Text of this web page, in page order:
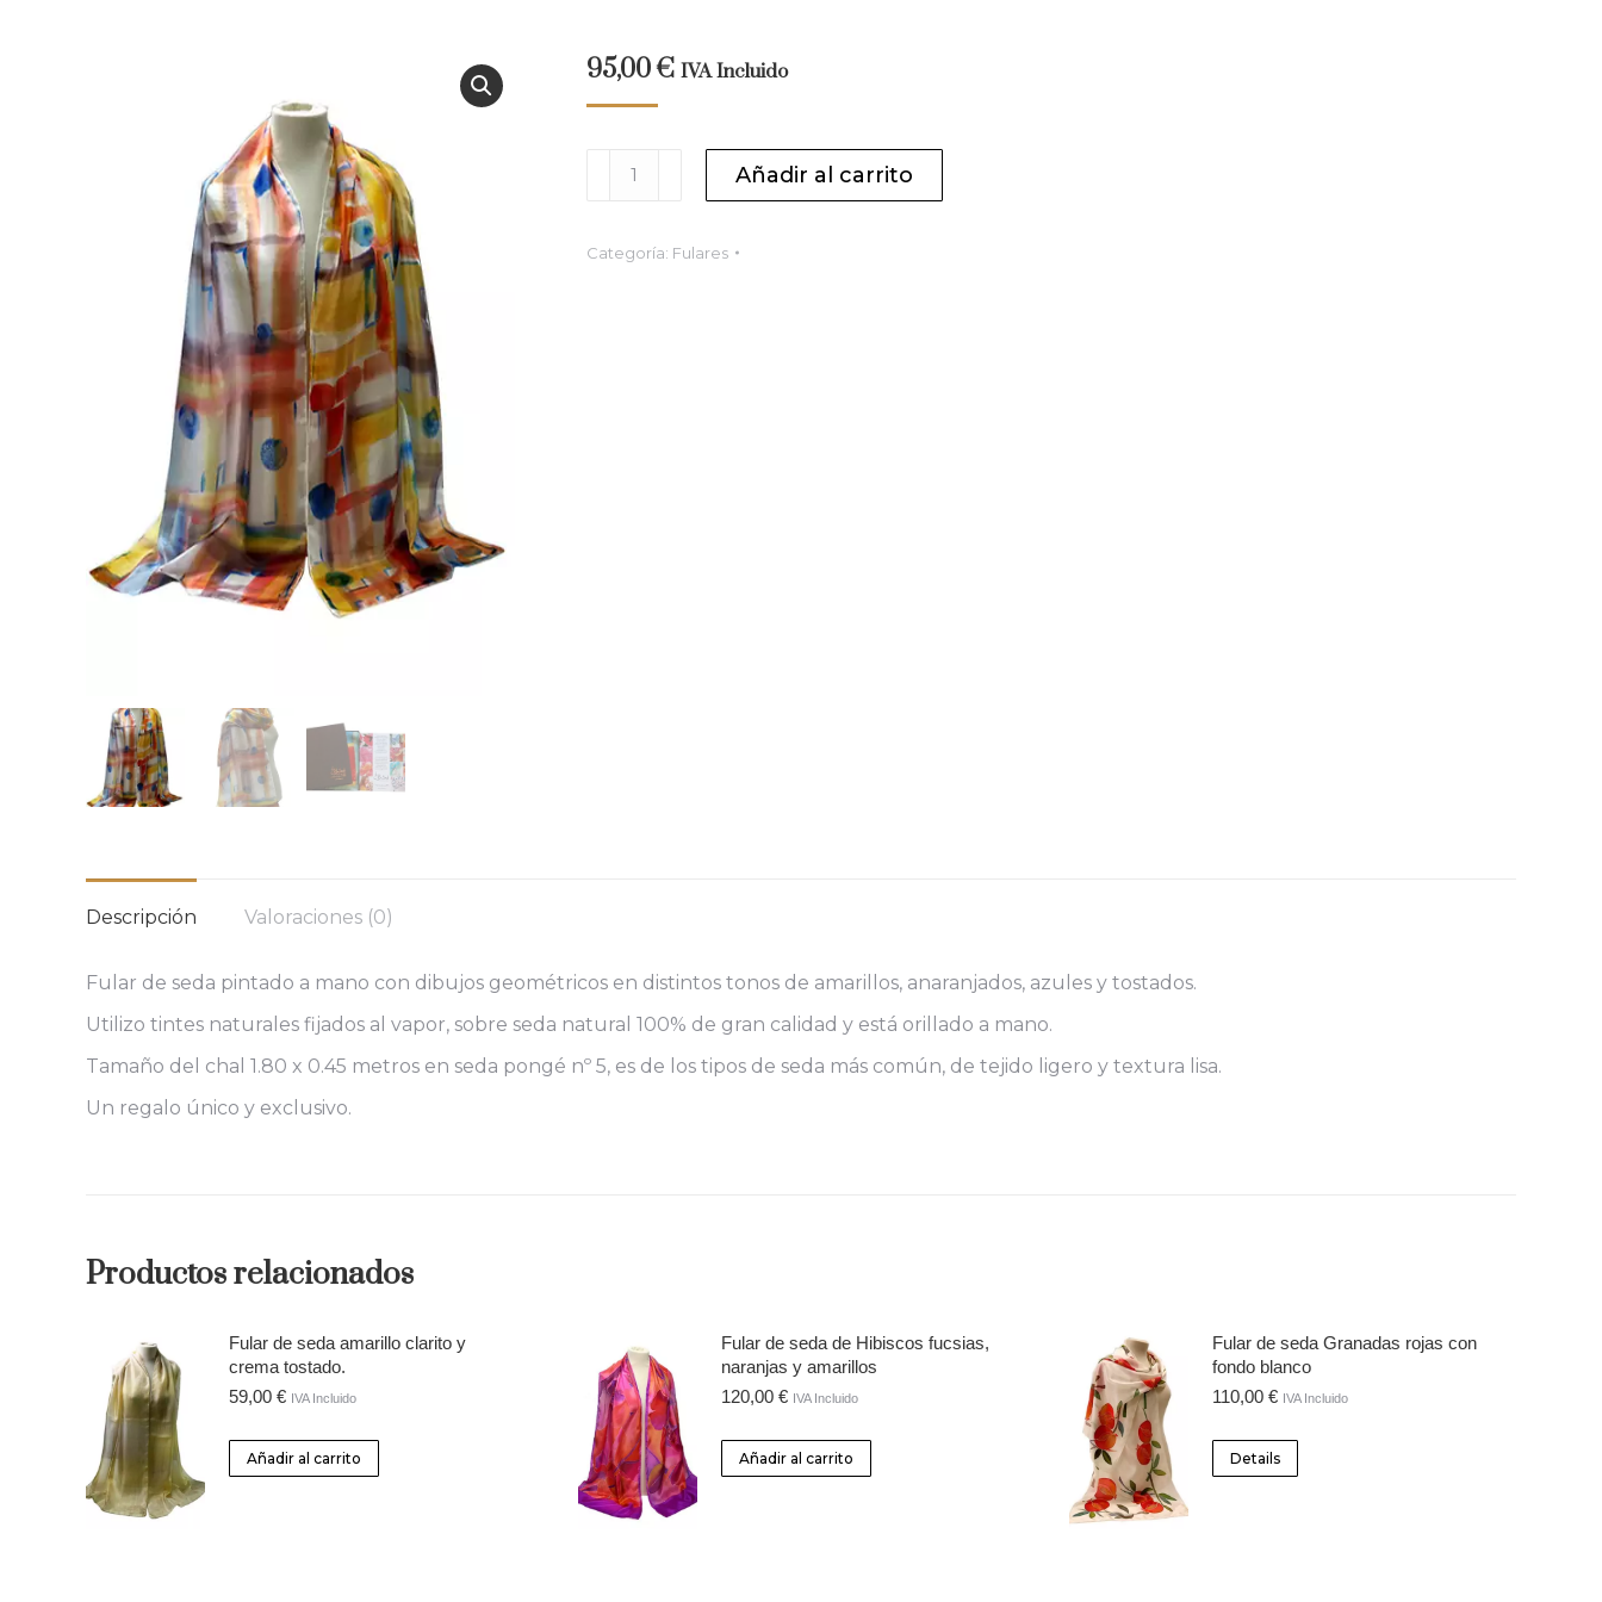
95,00€ IVA Incluido
Fular
con
Añadir al carrito
Categoría: Fulares
Descripción Valoraciones (0)
Fular de seda pintado a mano con dibujos geométricos en distintos tonos de amarillos, anaranjados, azules y tostados.
Utilizo tintes naturales fijados al vapor, sobre seda natural 100% de gran calidad y está orillado a mano.
Tamaño del chal 1.80 x 0.45 metros en seda pongé nº 5, es de los tipos de seda más común, de tejido ligero y textura lisa.
Un regalo único y exclusivo.
Productos relacionados
Fular de seda amarillo clarito y
crema tostado.
59,00 € IVA Incluido
Añadir al carrito
Fular de seda de Hibiscos fucsias,
naranjas y amarillos
120,00 € IVA Incluido
Añadir al carrito
Fular de seda Granadas rojas con
fondo blanco
110,00 € IVA Incluido
Details